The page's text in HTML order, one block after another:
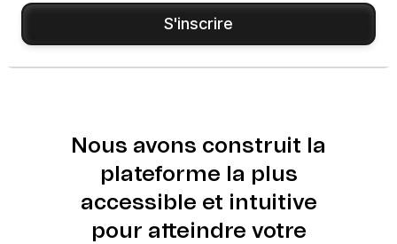
S'inscrire
Nous avons construit la
plateforme la plus
accessible et intuitive
pour atteindre votre